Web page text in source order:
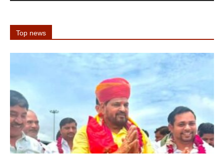
Top news